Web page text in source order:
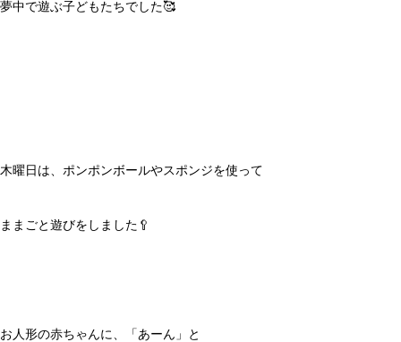
夢中で遊ぶ子どもたちでした🥰
木曜日は、ポンポンボールやスポンジを使って
ままごと遊びをしました🥄
お人形の赤ちゃんに、「あーん」と